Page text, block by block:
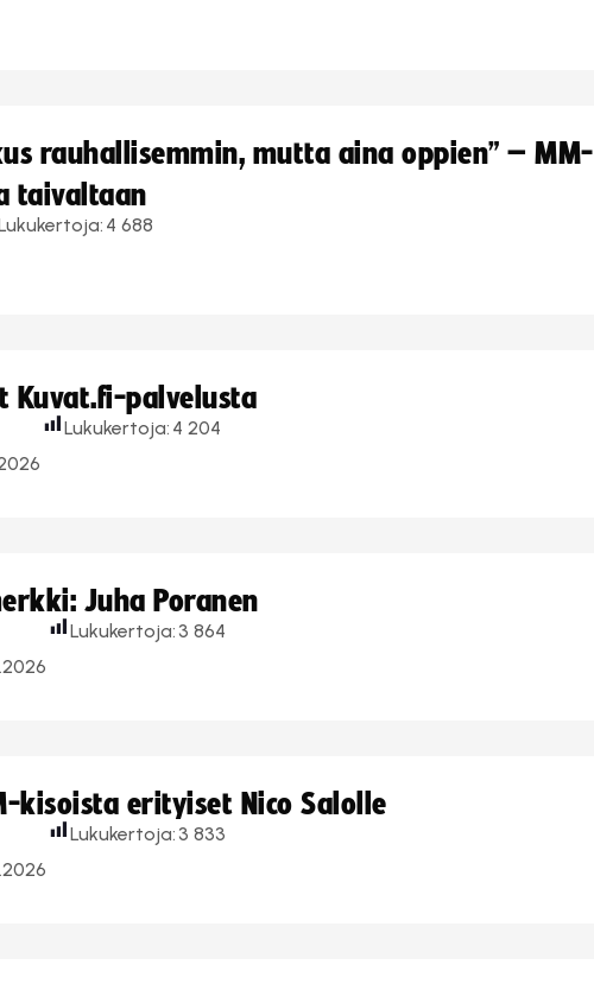
rauhallisemmin, mutta aina oppien” – MM-
taivaltaan
4 688
Kuvat.fi-palvelusta
Lukukertoja: 4 204
Juha Poranen
Lukukertoja: 3 864
kisoista erityiset Nico Salolle
Lukukertoja: 3 833